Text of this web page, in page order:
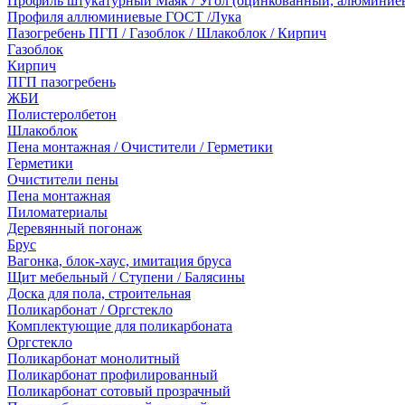
Профиля аллюминиевые ГОСТ /Лука
Пазогребень ПГП / Газоблок / Шлакоблок / Кирпич
Газоблок
Кирпич
ПГП пазогребень
ЖБИ
Полистеролбетон
Шлакоблок
Пена монтажная / Очистители / Герметики
Герметики
Очистители пены
Пена монтажная
Пиломатериалы
Деревянный погонаж
Брус
Вагонка, блок-хаус, имитация бруса
Щит мебельный / Ступени / Балясины
Доска для пола, строительная
Поликарбонат / Оргстекло
Комплектующие для поликарбоната
Оргстекло
Поликарбонат монолитный
Поликарбонат профилированный
Поликарбонат сотовый прозрачный